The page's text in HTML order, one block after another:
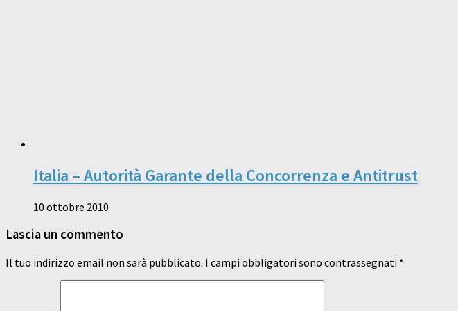
Italia – Autorità Garante della Concorrenza e Antitrust
10 ottobre 2010
Lascia un commento
Il tuo indirizzo email non sarà pubblicato. I campi obbligatori sono contrassegnati *